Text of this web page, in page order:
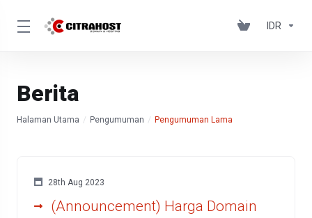
IDR
Berita
Halaman Utama Pengumuman Pengumuman Lama
28th Aug 2023
(Announcement) Harga Domain